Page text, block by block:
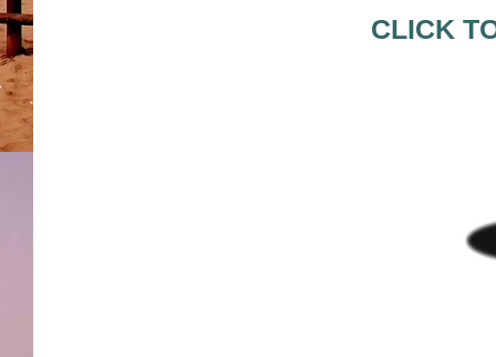
CLICK